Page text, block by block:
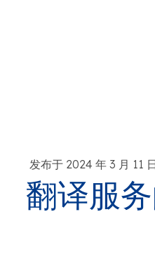
发布于 2024 年 3 月 11
翻译服